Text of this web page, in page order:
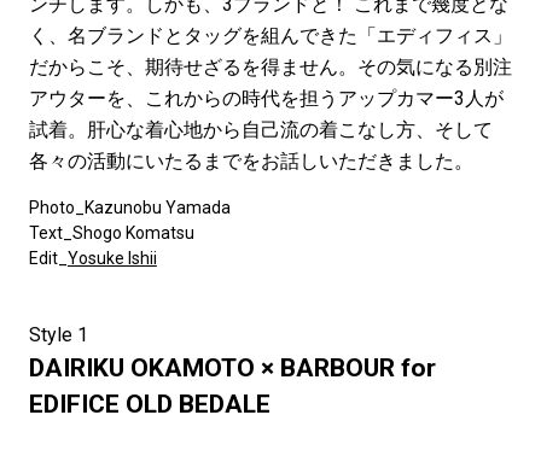
く、名ブランドとタッグを組んできた「エディフィス」
だからこそ、期待せざるを得ません。その気になる別注
アウターを、これからの時代を担うアップカマー3人が
試着。肝心な着心地から自己流の着こなし方、そして
各々の活動にいたるまでをお話しいただきました。
Photo_Kazunobu Yamada
Text_Shogo Komatsu
Edit_ Yosuke Ishii
Style 1
DAIRIKU OKAMOTO × BARBOUR for
EDIFICE OLD BEDALE